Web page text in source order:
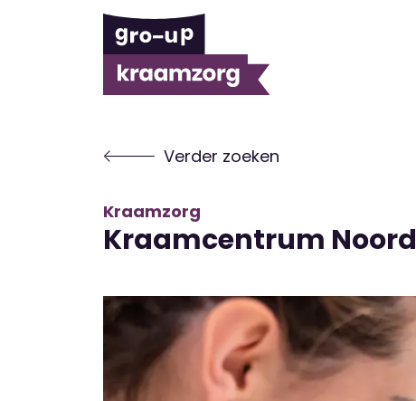
Verder zoeken
Kraamzorg
Kraamcentrum Noord